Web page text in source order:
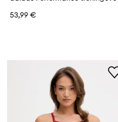
53,99 €